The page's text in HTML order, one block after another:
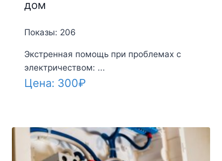
дом
Показы: 206
Экстренная помощь при проблемах с
электричеством: ...
Цена: 300₽